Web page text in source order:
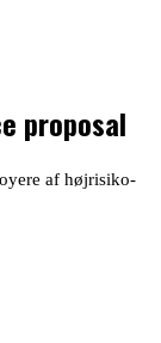
proposal
af højrisiko-